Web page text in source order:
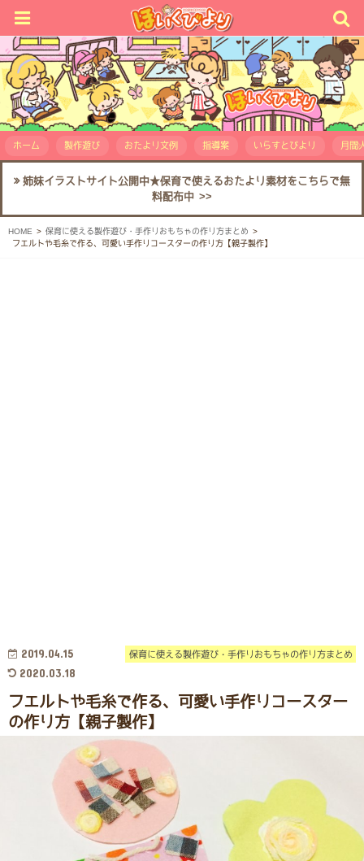
ホーム 製作遊び おたより文例 指導案 いらすとびより 月間
姉妹イラストサイト公開中★保育で使えるおたより素材をこちらで無
料配布中 >>
HOME
保育に使える製作遊び・手作りおもちゃの作り方まとめ
フエルトや毛糸で作る、可愛い手作りコースターの作り方【親子製作】
保育に使える製作遊び・手作りおもちゃの作り方まとめ
2019.04.15
2020.03.18
フエルトや毛糸で作る、可愛い手作りコースター
の作り方【親子製作】